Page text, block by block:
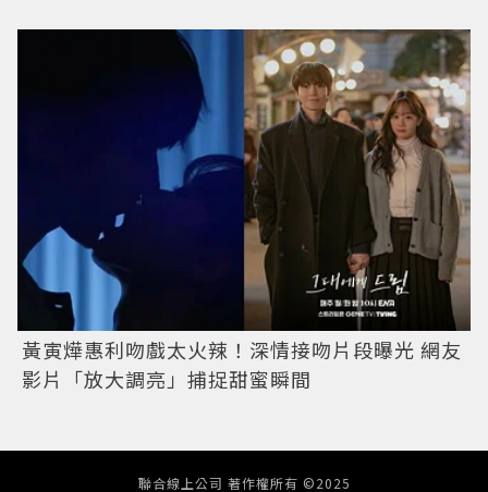
黃寅燁惠利吻戲太火辣！深情接吻片段曝光 網友
影片「放大調亮」捕捉甜蜜瞬間
聯合線上公司 著作權所有 ©2025